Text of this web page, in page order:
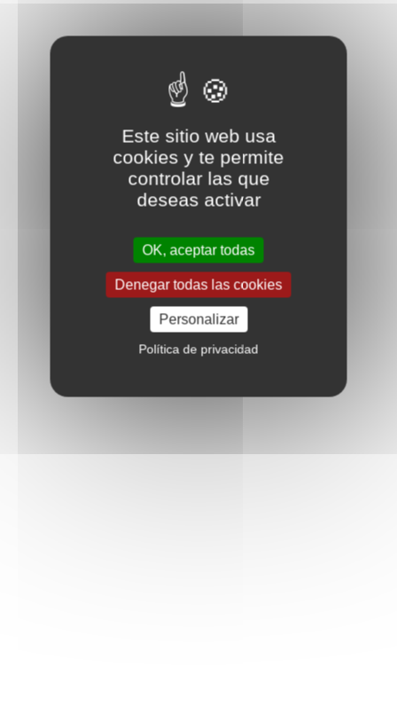
Este sitio web usa
cookies y te permite
controlar las que
deseas activar
OK, aceptar todas
Denegar todas las cookies
Personalizar
Política de privacidad